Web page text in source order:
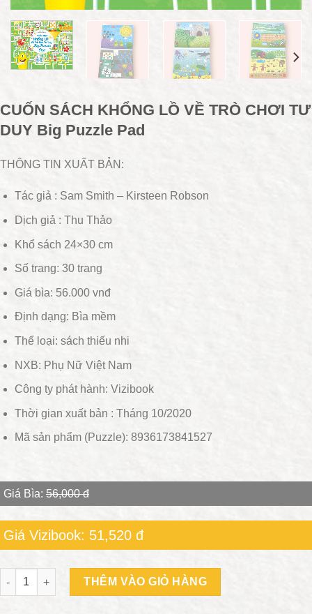
CUỐN SÁCH KHỔNG LỒ VỀ TRÒ CHƠI TƯ
DUY Big Puzzle Pad
THÔNG TIN XUẤT BẢN:
Tác giả : Sam Smith – Kirsteen Robson
Dịch giả : Thu Thảo
Khổ sách 24×30 cm
Số trang: 30 trang
Giá bìa: 56.000 vnđ
Định dạng: Bìa mềm
Thể loại: sách thiếu nhi
NXB: Phụ Nữ Việt Nam
Công ty phát hành: Vizibook
Thời gian xuất bản : Tháng 10/2020
Mã sản phẩm (Puzzle): 8936173841527
Giá Bìa: 56,000 đ
Giá Vizibook: 51,520 đ
Số lượng
THÊM VÀO GIỎ HÀNG